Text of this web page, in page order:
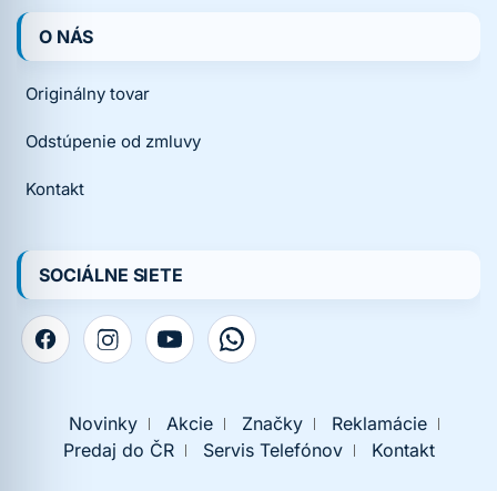
O NÁS
Originálny tovar
Odstúpenie od zmluvy
Kontakt
SOCIÁLNE SIETE
Novinky Akcie Značky
Reklamácie
Predaj do ČR
Servis Telefónov Kontakt